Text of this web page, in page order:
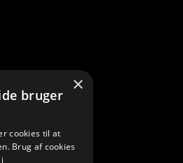
×
bruger
cookies til at
Brug af cookies